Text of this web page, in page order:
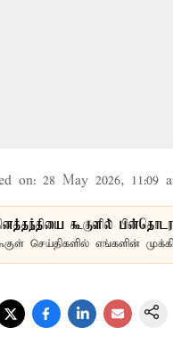
on: 28 May 2026, 11:09
கூகுளில்
செய்திகளில் எங்களின்